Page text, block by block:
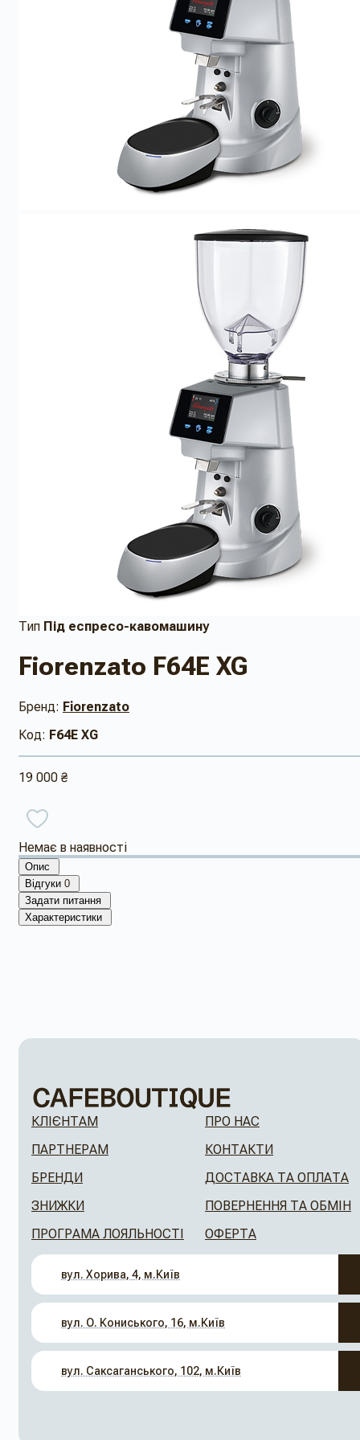
Тип Під еспресо-кавомашину
Fiorenzato F64E XG
Бренд: Fiorenzato
Код: F64Е XG
19 000 ₴
Немає в наявності
Опис
Відгуки 0
Задати питання
Характеристики
КЛІЄНТАМ
ПАРТНЕРАМ
БРЕНДИ
ЗНИЖКИ
ПРОГРАМА ЛОЯЛЬНОСТІ
ПРО НАС
КОНТАКТИ
ДОСТАВКА ТА ОПЛАТА
ПОВЕРНЕННЯ ТА ОБМІН
ОФЕРТА
вул. Хорива, 4, м.Київ
вул. О. Кониського, 16, м.Київ
вул. Саксаганського, 102, м.Київ